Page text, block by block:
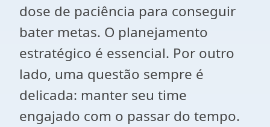
dose de paciência para conseguir
bater metas. O planejamento
estratégico é essencial. Por outro
lado, uma questão sempre é
delicada: manter seu time
engajado com o passar do tempo.